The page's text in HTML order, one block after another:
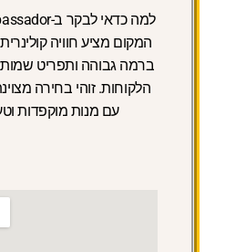
למה כדאי לבקר ב-Steak House Ambassador?
המקום מציע חוויה
ברמה גבוהה ותפריט
הלקוחות. זוהי בחירה
עם מנות מוקפדות